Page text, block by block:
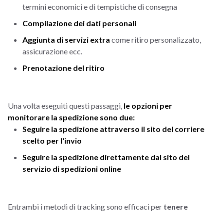
termini economici e di tempistiche di consegna
Compilazione dei dati personali
Aggiunta di servizi extra come ritiro personalizzato,
assicurazione ecc.
Prenotazione del ritiro
Una volta eseguiti questi passaggi, le opzioni per
monitorare la spedizione sono due:
Seguire la spedizione attraverso il sito del corriere
scelto per l'invio
Seguire la spedizione direttamente dal sito del
servizio di spedizioni online
Entrambi i metodi di tracking sono efficaci per tenere